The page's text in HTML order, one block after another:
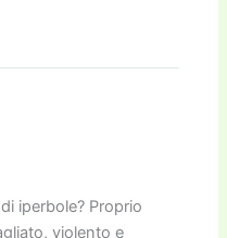
iperbole? Proprio
violento e